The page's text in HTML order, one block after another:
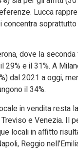
Lucca
dove la
e il 31%. A
dal 2021 a oggi,
il 34%.
in vendita resta
e Venezia. Il
locali in affitto
Reggio